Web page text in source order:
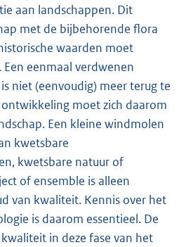
aan landschappen. Dit
met de bijbehorende flora
waarden moet
eenmaal verdwenen
niet (eenvoudig) meer terug te
moet zich daarom
Een kleine windmolen
kwetsbare
kwetsbare natuur of
of ensemble is alleen
van kwaliteit. Kennis over het
is daarom essentieel. De
in deze fase van het